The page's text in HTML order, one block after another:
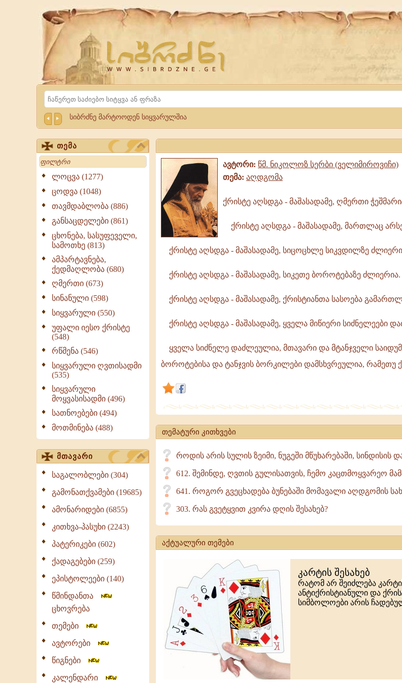
Website
Sibrdzne.ge
Search
სიბრძნე მარტოოდენ სიყვარულშია
თემა
Search
ლოცვა (1277)
ცოდვა (1048)
თავმდაბლობა (886)
განსაცდელები (861)
ცხონება, სასუფეველი,
სამოთხე (813)
ამპარტავნება,
ქედმაღლობა (680)
ღმერთი (673)
სინანული (598)
სიყვარული (550)
უფალი იესო ქრისტე
(548)
რწმენა (546)
სიყვარული ღვთისადმი
(535)
სიყვარული
მოყვასისადმი (496)
სათნოებები (494)
მოთმინება (488)
მთავარი
საგალობლები (304)
გამონათქვამები (19685)
ამონარიდები (6855)
კითხვა-პასუხი (2243)
პატერიკები (602)
ქადაგებები (259)
ეპისტოლეები (140)
წმინდანთა
ცხოვრება
თემები
ავტორები
წიგნები
კალენდარი
ავტორი: წმ. ნიკოლოზ სერბი (ველიმიროვიჩი)
თემა: აღდგომა
ქრისტე
აღსდგა
-
მაშასადამე,
ჭეშმარიტად
აღსდგა
მაშასადამე,
არსებობს
ქრისტე აღსდგა - მაშასადამე, ღმერთი
ქრისტე აღსდგა - მაშასადამე, მართლაც
ქრისტე აღსდგა - მაშასადამე, სიცოცხლე სიკვდილზე
ქრისტე აღსდგა - მაშასადამე, სიკეთე ბოროტებაზე ძლიერია.
ქრისტე აღსდგა - მაშასადამე, ქრისტიანთა სასოება
ქრისტე აღსდგა - მაშასადამე, ყველა მიწიერი სიძნელეები
ყველა სიძნელე დაძლეულია, მთავარი და მტანჯველი
ბოროტებისა და ტანჯვის ბორკილები დამსხვრეულია, რამეთუ
თემატური კითხვები
როდის არის სულის ზეიმი, ნუგეში მწუხარებაში, სინდისის
612. შემინდე, ღვთის გულისათვის, ჩემო კაცთმოყვარეო
641. როგორ გვეცხადება ბუნებაში მომავალი აღდგომის
303. რას გვეტყვით კვირა დღის შესახებ?
აქტუალური თემები
კარტის შესახებ
რატომ არ შეიძლება
ანტიქრისტიანული და
სიმბოლოები არის